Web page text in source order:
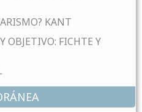
KANT
OBJETIVO: FICHTE Y